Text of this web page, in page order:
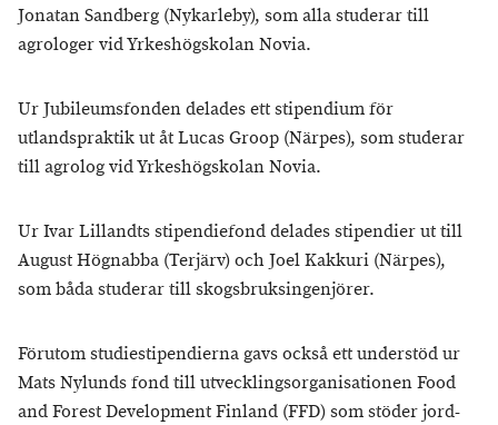
Jonatan Sandberg (Nykarleby), som alla studerar till
agrologer vid Yrkeshögskolan Novia.
Ur Jubileumsfonden delades ett stipendium för
utlandspraktik ut åt Lucas Groop (Närpes), som studerar
till agrolog vid Yrkeshögskolan Novia.
Ur Ivar Lillandts stipendiefond delades stipendier ut till
August Högnabba (Terjärv) och Joel Kakkuri (Närpes),
som båda studerar till skogsbruksingenjörer.
Förutom studiestipendierna gavs också ett understöd ur
Mats Nylunds fond till utvecklingsorganisationen Food
and Forest Development Finland (FFD) som stöder jord-